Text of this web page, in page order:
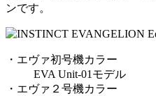
ンです。
・エヴァ初号機カラー
EVA Unit-01モデル
・エヴァ２号機カラー